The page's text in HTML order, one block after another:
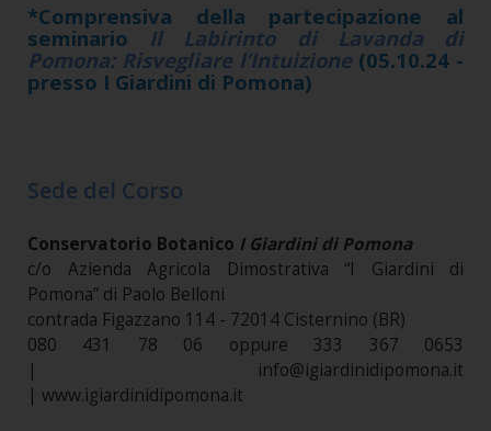
*Comprensiva della partecipazione al
seminario Il Labirinto di Lavanda di
Pomona: Risvegliare l’Intuizione (05.10.24 -
presso I Giardini di Pomona)
Sede del Corso
Conservatorio Botanico I Giardini di Pomona
c/o Azienda Agricola Dimostrativa “I Giardini di
Pomona” di Paolo Belloni
contrada Figazzano 114 - 72014 Cisternino (BR)
080 431 78 06 oppure 333 367 0653
| info@igiardinidipomona.it
| www.igiardinidipomona.it